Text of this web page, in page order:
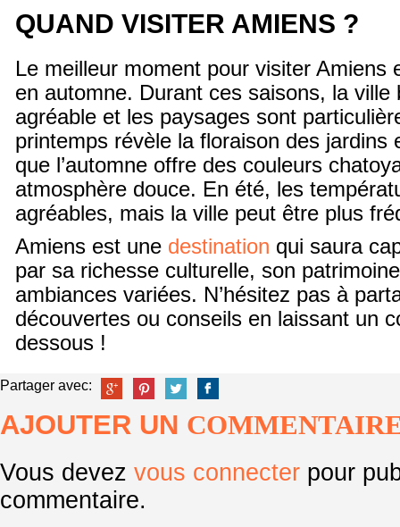
QUAND VISITER AMIENS ?
Le meilleur moment pour visiter Amiens
en automne. Durant ces saisons, la ville
agréable et les paysages sont
printemps révèle la floraison des jardins
que l’automne offre des couleurs
atmosphère douce. En été, les
agréables, mais la ville peut être plus
Amiens est une destination qui saura
par sa richesse culturelle, son
ambiances variées. N’hésitez pas à
découvertes ou conseils en laissant un
dessous !
Partager avec:
AJOUTER UN
Vous devez vous connecter pour
commentaire.